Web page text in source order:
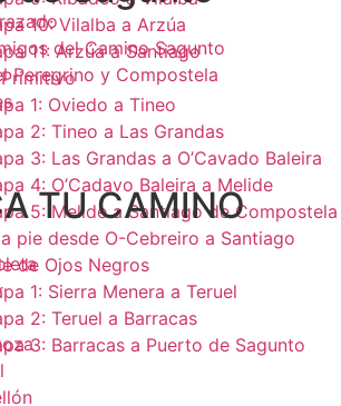
10: Vilalba a Arzúa
11: Arzúa a Santiago
1: Oviedo a Tineo
2: Tineo a Las Grandas
3: Las Grandas a O’Cavado Baleira
4: O’Cadavo Baleira a Melide
5: Melide a Santiago de Compostela
pie desde O-Cebreiro a Santiago
de Ojos Negros
1: Sierra Menera a Teruel
2: Teruel a Barracas
3: Barracas a Puerto de Sagunto
del Camino Sagunto
Peregrino y Compostela
hamburguesa
TU CAMINO